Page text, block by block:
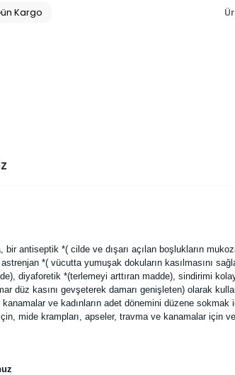
Kargo
antiseptik *( cilde ve dışarı açılan boşlukların
*( vücutta yumuşak dokuların kasılmasını
diyaforetik *(terlemeyi arttıran madde), sindirimi
kasını gevşeterek damarı genişleten) olarak
ve kadınların adet dönemini düzene sokmak
mide krampları, apseler, travma ve kanamalar için